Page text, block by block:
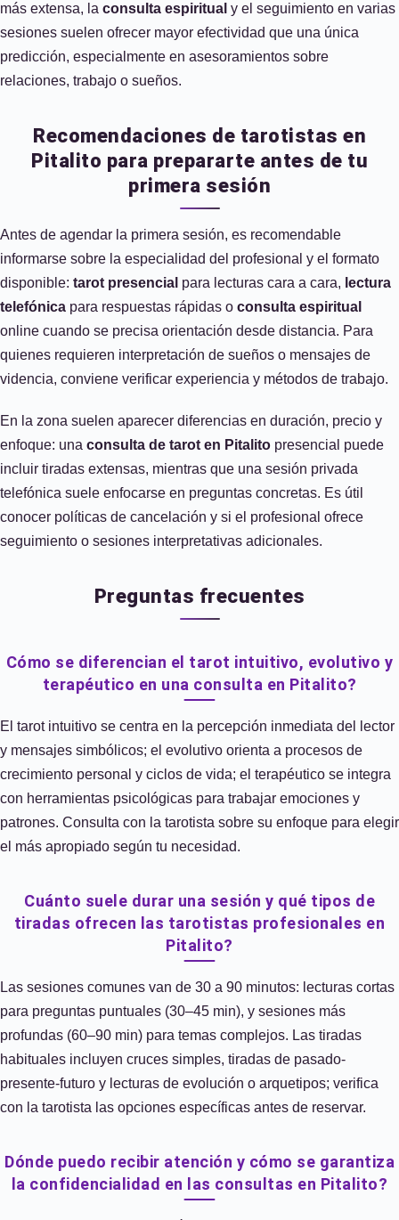
más extensa, la consulta espiritual y el seguimiento en varias
sesiones suelen ofrecer mayor efectividad que una única
predicción, especialmente en asesoramientos sobre
relaciones, trabajo o sueños.
Recomendaciones de tarotistas en
Pitalito para prepararte antes de tu
primera sesión
Antes de agendar la primera sesión, es recomendable
informarse sobre la especialidad del profesional y el formato
disponible: tarot presencial para lecturas cara a cara, lectura
telefónica para respuestas rápidas o consulta espiritual
online cuando se precisa orientación desde distancia. Para
quienes requieren interpretación de sueños o mensajes de
videncia, conviene verificar experiencia y métodos de trabajo.
En la zona suelen aparecer diferencias en duración, precio y
enfoque: una consulta de tarot en Pitalito presencial puede
incluir tiradas extensas, mientras que una sesión privada
telefónica suele enfocarse en preguntas concretas. Es útil
conocer políticas de cancelación y si el profesional ofrece
seguimiento o sesiones interpretativas adicionales.
Preguntas frecuentes
Cómo se diferencian el tarot intuitivo, evolutivo y
terapéutico en una consulta en Pitalito?
El tarot intuitivo se centra en la percepción inmediata del lector
y mensajes simbólicos; el evolutivo orienta a procesos de
crecimiento personal y ciclos de vida; el terapéutico se integra
con herramientas psicológicas para trabajar emociones y
patrones. Consulta con la tarotista sobre su enfoque para elegir
el más apropiado según tu necesidad.
Cuánto suele durar una sesión y qué tipos de
tiradas ofrecen las tarotistas profesionales en
Pitalito?
Las sesiones comunes van de 30 a 90 minutos: lecturas cortas
para preguntas puntuales (30–45 min), y sesiones más
profundas (60–90 min) para temas complejos. Las tiradas
habituales incluyen cruces simples, tiradas de pasado-
presente-futuro y lecturas de evolución o arquetipos; verifica
con la tarotista las opciones específicas antes de reservar.
Dónde puedo recibir atención y cómo se garantiza
la confidencialidad en las consultas en Pitalito?